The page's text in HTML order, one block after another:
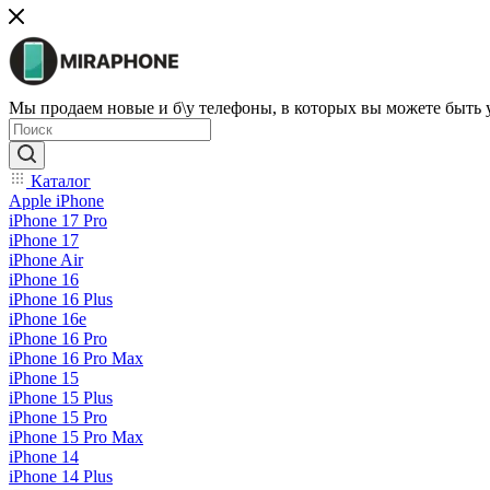
Мы продаем новые и б\у телефоны, в которых вы можете быть
Каталог
Apple iPhone
iPhone 17 Pro
iPhone 17
iPhone Air
iPhone 16
iPhone 16 Plus
iPhone 16e
iPhone 16 Pro
iPhone 16 Pro Max
iPhone 15
iPhone 15 Plus
iPhone 15 Pro
iPhone 15 Pro Max
iPhone 14
iPhone 14 Plus